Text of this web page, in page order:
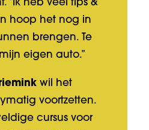
“Ik heb veel tips &
hoop het nog in
brengen. Te
eigen auto.”
wil het
voortzetten.
cursus voor